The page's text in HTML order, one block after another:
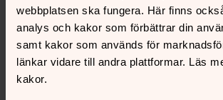
webbplatsen ska fungera. Här finns
analys och kakor som förbättrar din
samt kakor som används för
länkar vidare till andra plattformar. Läs
kakor.
Så behandlar vi dina
personuppgifter - GDPR
Din personliga integritet är viktig för oss
kyrkan, Västra Frölunda pastorat. Därför